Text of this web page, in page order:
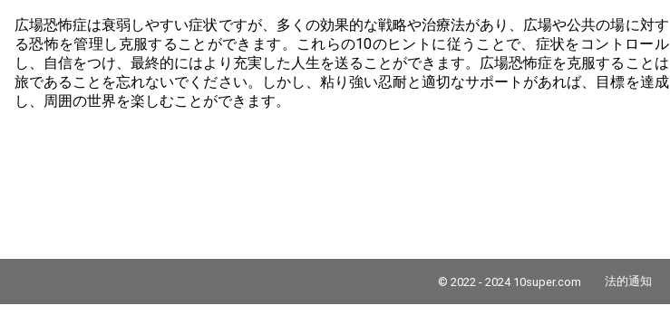
広場恐怖症は衰弱しやすい症状ですが、多くの効果的な戦略や治療法があり、広場や公共の場に対す
る恐怖を管理し克服することができます。これらの10のヒントに従うことで、症状をコントロール
し、自信をつけ、最終的にはより充実した人生を送ることができます。広場恐怖症を克服することは
旅であることを忘れないでください。しかし、粘り強い忍耐と適切なサポートがあれば、目標を達成
し、周囲の世界を楽しむことができます。
© 2022 - 2024 10super.com 法的通知